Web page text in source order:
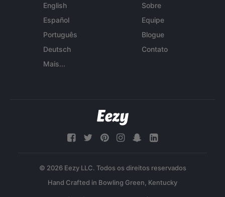
English
Español
Português
Deutsch
Mais...
Sobre
Equipe
Blogue
Contato
© 2026 Eezy LLC. Todos os direitos reservados